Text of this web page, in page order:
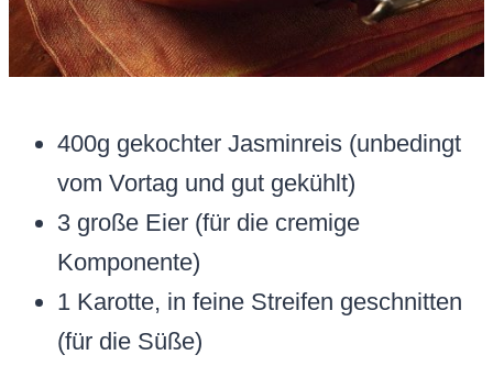
400g gekochter Jasminreis (unbedingt
vom Vortag und gut gekühlt)
3 große Eier (für die cremige
Komponente)
1 Karotte, in feine Streifen geschnitten
(für die Süße)